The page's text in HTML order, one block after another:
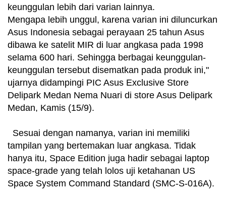
keunggulan lebih dari varian lainnya.
Mengapa lebih unggul, karena varian ini diluncurkan
Asus Indonesia sebagai perayaan 25 tahun Asus
dibawa ke satelit MIR di luar angkasa pada 1998
selama 600 hari. Sehingga berbagai keunggulan-
keunggulan tersebut disematkan pada produk ini,"
ujarnya didampingi PIC Asus Exclusive Store
Delipark Medan Nema Nuari di store Asus Delipark
Medan, Kamis (15/9).
Sesuai dengan namanya, varian ini memiliki
tampilan yang bertemakan luar angkasa. Tidak
hanya itu, Space Edition juga hadir sebagai laptop
space-grade yang telah lolos uji ketahanan US
Space System Command Standard (SMC-S-016A).